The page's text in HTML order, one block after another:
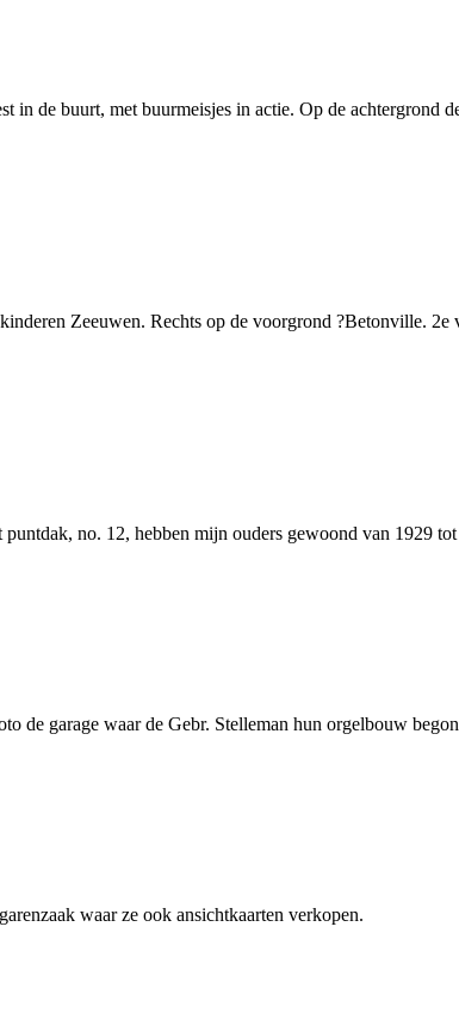
in de buurt, met buurmeisjes in actie. Op de achtergrond
Zeeuwen. Rechts op de voorgrond ?Betonville. 2e
no. 12, hebben mijn ouders gewoond van 1929
de garage waar de Gebr. Stelleman hun orgelbouw
waar ze ook ansichtkaarten verkopen.